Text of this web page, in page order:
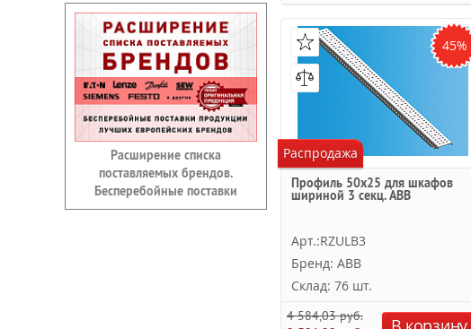
Расширение списка
поставляемых брендов.
Бесперебойные поставки
45%
Распродажа
Профиль 50х25 для шкафов
шириной 3 секц. ABB
Арт.:RZULB3
Бренд: ABB
Склад: 76 шт.
4 584,03 руб.